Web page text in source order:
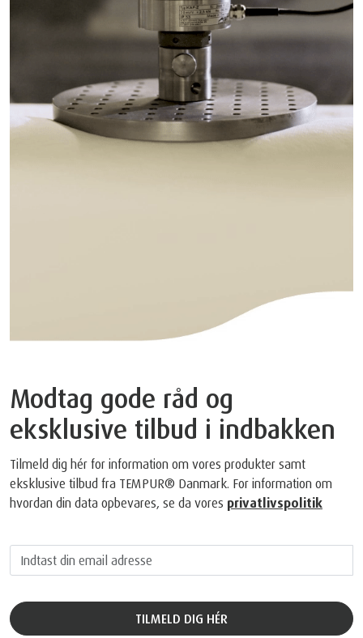
Modtag gode råd og
eksklusive tilbud i indbakken
Tilmeld dig hér for information om vores produkter samt
eksklusive tilbud fra TEMPUR® Danmark. For information om
hvordan din data opbevares, se da vores privatlivspolitik